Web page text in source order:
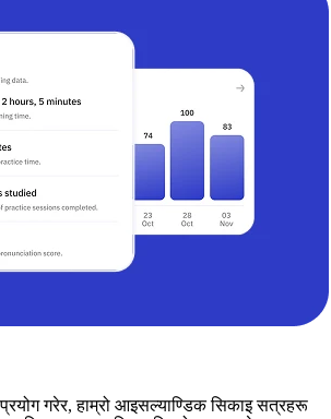
प्रयोग गरेर, हाम्रो आइसल्याण्डिक सिकाइ सत्रहरू